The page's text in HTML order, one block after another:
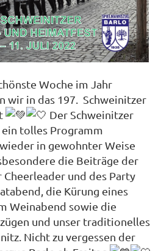
Woche im Jahr
wir in das 197. Schweinitzer
Der Schweinitzer
ein tolles Programm
in gewohnter Weise
die Beiträge der
und des Party
die Kürung eines
Weinabend sowie die
und unser traditionelles
Nicht zu vergessen der